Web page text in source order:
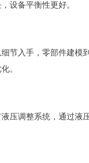
设备平衡性更好。
节入手，零部件建模
。
压调整系统，通过液